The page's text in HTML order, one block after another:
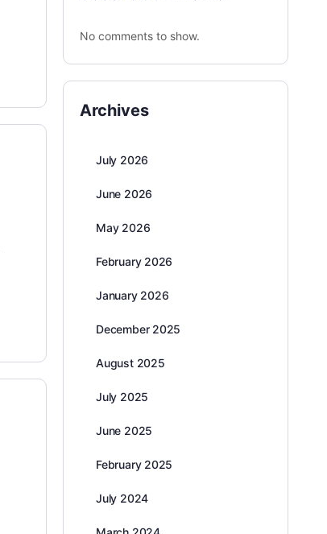
No comments to show.
Archives
July 2026
June 2026
May 2026
February 2026
January 2026
December 2025
August 2025
July 2025
June 2025
February 2025
July 2024